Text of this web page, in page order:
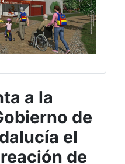
a la
de
el
de